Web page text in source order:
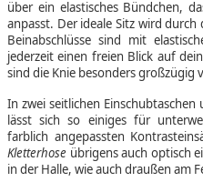
über ein elastisches Bündchen,
anpasst. Der ideale Sitz wird
Beinabschlüsse sind mit
jederzeit einen freien Blick auf
sind die Knie besonders
In zwei seitlichen Einschubtaschen
lässt sich so einiges für
farblich angepassten
Kletterhose übrigens auch optisch
in der Halle, wie auch draußen am